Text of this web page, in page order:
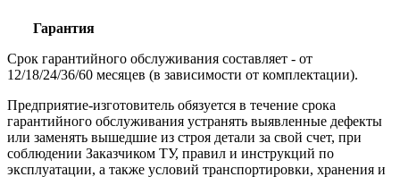
Гарантия
Срок гарантийного обслуживания составляет - от
12/18/24/36/60 месяцев (в зависимости от комплектации).
Предприятие-изготовитель обязуется в течение срока
гарантийного обслуживания устранять выявленные дефекты
или заменять вышедшие из строя детали за свой счет, при
соблюдении Заказчиком ТУ, правил и инструкций по
эксплуатации, а также условий транспортировки, хранения и